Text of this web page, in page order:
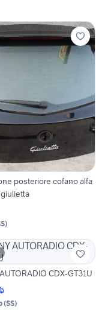
posteriore cofano alfa
)
CDX-GT31U
(SS)